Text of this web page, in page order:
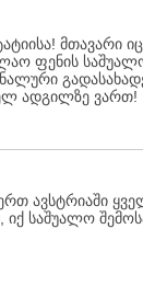
მთავარი
ფენის
ადგილზე ვართ!
ავსტრიაში
იქ საშუალო